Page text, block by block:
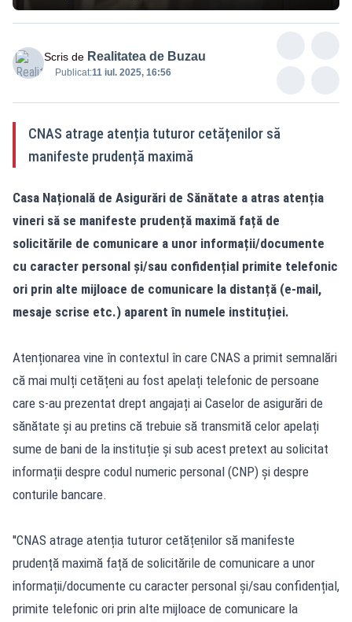
Scris de Realitatea de Buzau
Publicat:11 iul. 2025, 16:56
CNAS atrage atenția tuturor cetățenilor să
manifeste prudență maximă
Casa Națională de Asigurări de Sănătate a atras atenția
vineri să se manifeste prudență maximă față de
solicitările de comunicare a unor informații/documente
cu caracter personal și/sau confidențial primite telefonic
ori prin alte mijloace de comunicare la distanță (e-mail,
mesaje scrise etc.) aparent în numele instituției.
Atenționarea vine în contextul în care CNAS a primit semnalări
că mai mulți cetățeni au fost apelați telefonic de persoane
care s-au prezentat drept angajați ai Caselor de asigurări de
sănătate și au pretins că trebuie să transmită celor apelați
sume de bani de la instituție și sub acest pretext au solicitat
informații despre codul numeric personal (CNP) și despre
conturile bancare.
''CNAS atrage atenția tuturor cetățenilor să manifeste
prudență maximă față de solicitările de comunicare a unor
informații/documente cu caracter personal și/sau confidențial,
primite telefonic ori prin alte mijloace de comunicare la